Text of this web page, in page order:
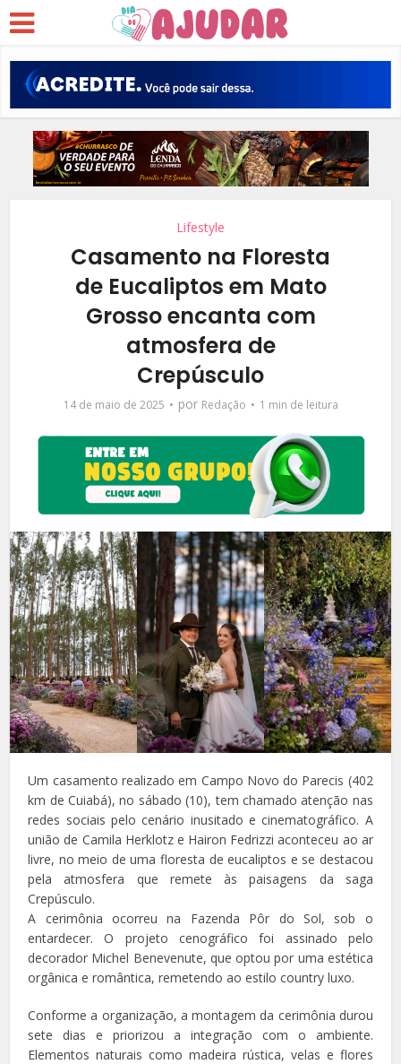
Lifestyle
Casamento na Floresta
de Eucaliptos em Mato
Grosso encanta com
atmosfera de
Crepúsculo
14 de maio de 2025 por Redação 1 min de leitura
Um casamento realizado em Campo Novo do Parecis (402
km de Cuiabá), no sábado (10), tem chamado atenção nas
redes sociais pelo cenário inusitado e cinematográfico. A
união de Camila Herklotz e Hairon Fedrizzi aconteceu ao ar
livre, no meio de uma floresta de eucaliptos e se destacou
pela atmosfera que remete às paisagens da saga
Crepúsculo.
A cerimônia ocorreu na Fazenda Pôr do Sol, sob o
entardecer. O projeto cenográfico foi assinado pelo
decorador Michel Benevenute, que optou por uma estética
orgânica e romântica, remetendo ao estilo country luxo.
Conforme a organização, a montagem da cerimônia durou
sete dias e priorizou a integração com o ambiente.
Elementos naturais como madeira rústica, velas e flores